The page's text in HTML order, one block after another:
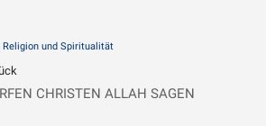
Religion und Spiritualität
CHRISTEN ALLAH SAGEN